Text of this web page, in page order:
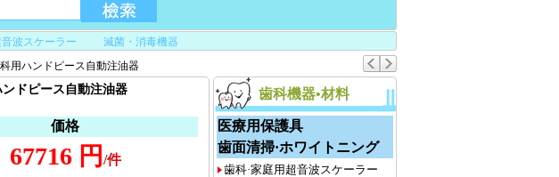
音波スケーラー
滅菌・消毒機器
用ハンドピース自動注油器
歯科機器•材料
医療用保護具
歯面清掃·ホワイトニング
歯科·家庭用超音波スケーラー
ドピース自動注油器
価格
67716 円 /件